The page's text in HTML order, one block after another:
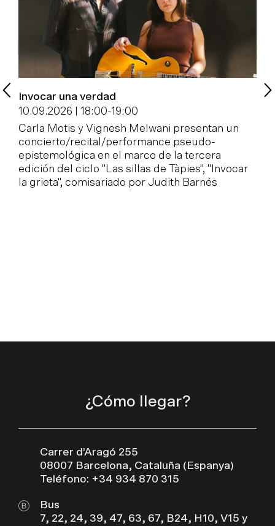
Invocar una verdad
10.09.2026 | 18:00-19:00
Carla Motis y Vignesh Melwani presentan un
concierto/recital/performance pseudo-
epistemológica en el marco de la tercera
edición del ciclo "Las sillas de Tàpies", "Invocar
la grieta", comisariado por Judith Barnés
¿Cómo llegar?
Carrer d’Aragó 255
08007 Barcelona, Cataluña (Espanya)
Teléfono: +34 934 870 315
Bus
7, 22, 24, 39, 47, 63, 67, B24, H10, V15 y